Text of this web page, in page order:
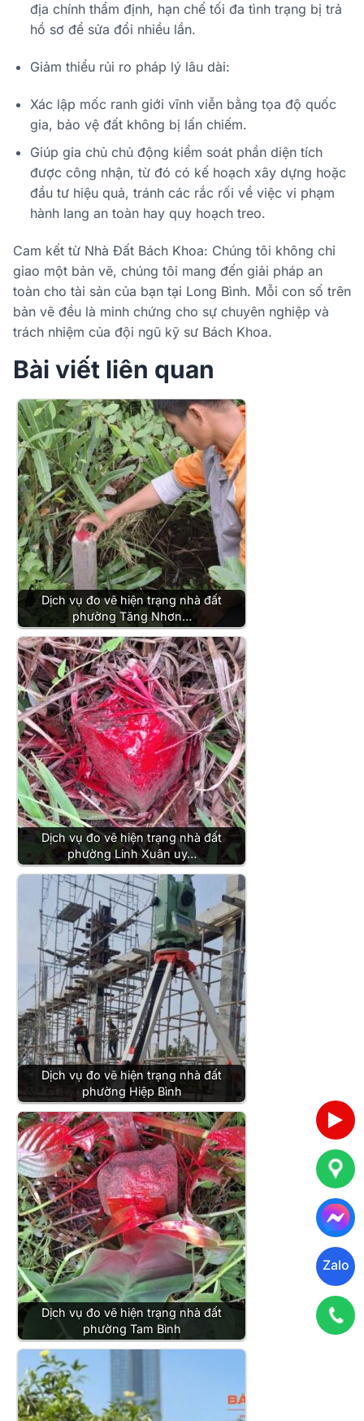
địa chính thẩm định, hạn chế tối đa tình trạng bị trả
hồ sơ để sửa đổi nhiều lần.
Giảm thiểu rủi ro pháp lý lâu dài:
Xác lập mốc ranh giới vĩnh viễn bằng tọa độ quốc
gia, bảo vệ đất không bị lấn chiếm.
Giúp gia chủ chủ động kiểm soát phần diện tích
được công nhận, từ đó có kế hoạch xây dựng hoặc
đầu tư hiệu quả, tránh các rắc rối về việc vi phạm
hành lang an toàn hay quy hoạch treo.
Cam kết từ Nhà Đất Bách Khoa: Chúng tôi không chỉ
giao một bản vẽ, chúng tôi mang đến giải pháp an
toàn cho tài sản của bạn tại Long Bình. Mỗi con số trên
bản vẽ đều là minh chứng cho sự chuyên nghiệp và
trách nhiệm của đội ngũ kỹ sư Bách Khoa.
Bài viết liên quan
Dịch vụ đo vẽ hiện trạng nhà đất
phường Tăng Nhơn…
Dịch vụ đo vẽ hiện trạng nhà đất
phường Linh Xuân uy…
Dịch vụ đo vẽ hiện trạng nhà đất
phường Hiệp Bình
Dịch vụ đo vẽ hiện trạng nhà đất
phường Tam Bình
Zalo